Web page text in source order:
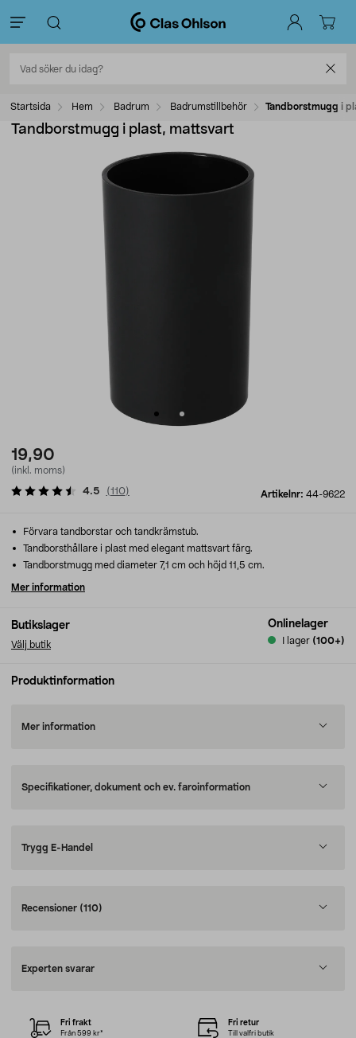
Startsida Hem Badrum Badrumstillbehör Tandborstmugg i
Tandborstmugg i plast, mattsvart
19,90
(inkl. moms)
Artikelnr: 44-9622
4.5 (110)
Butikslager
Välj butik
Onlinelager
I lager (100+)
Förvara tandborstar och tandkrämstub.
Tandborsthållare i plast med elegant mattsvart färg.
Tandborstmugg med diameter 7,1 cm och höjd 11,5 cm.
Mer information
Produktinformation
Mer information
Specifikationer, dokument och ev. faroinformation
Trygg E-Handel
Recensioner (110)
Experten svarar
Fri frakt
Från 599 kr*
Fri retur
Till valfri butik